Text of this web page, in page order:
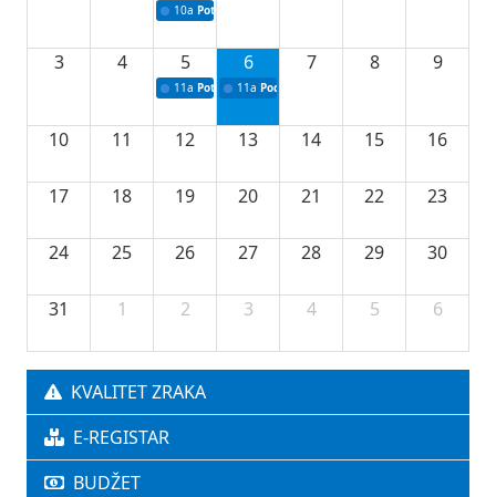
10a Potpisivanje ugovora sa neprofitnim
3 4 5
11a Potpisivanje ugovora o stipendijama za
6
11a Podrška razvoju vodne infrastrukture u
7 8 9
10 11 12 13 14 15 16
17 18 19 20 21 22 23
24 25 26 27 28 29 30
31 1 2 3 4 5 6
KVALITET ZRAKA
E-REGISTAR
BUDŽET